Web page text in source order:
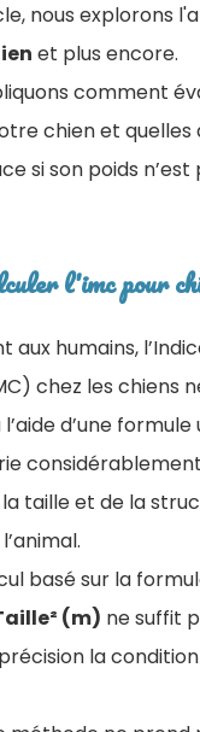
nous explorons
et plus encore.
comment
chien et quelles
si son poids n’est
l'imc pour
humains,
chez les chiens
d’une formule
taille et de la
basé sur la
(m) ne suffit
la condition